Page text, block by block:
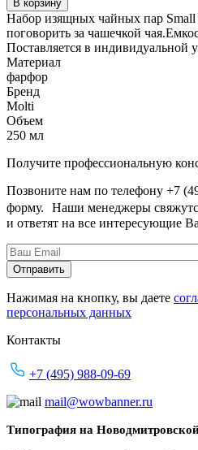
Набор изящных чайных пар
поговорить за чашечкой
Поставляется в индивидуальной
Материал
фарфор
Бренд
Molti
Объем
250 мл
Получите профессиональную
Позвоните нам по телефону +7
форму. Наши менеджеры
и ответят на все интересующие
Нажимая на кнопку, вы даете
персональных данных
Контакты
+7 (495) 988-09-69
mail@wowbanner.ru
Типография на